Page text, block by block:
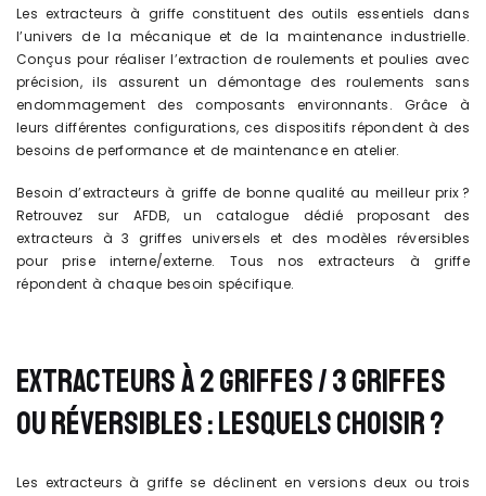
Les extracteurs à griffe constituent des outils essentiels dans
l’univers de la mécanique et de la maintenance industrielle.
Conçus pour réaliser l’extraction de roulements et poulies avec
précision, ils assurent un démontage des roulements sans
endommagement des composants environnants. Grâce à
leurs différentes configurations, ces dispositifs répondent à des
besoins de performance et de maintenance en atelier.
Besoin d’extracteurs à griffe de bonne qualité au meilleur prix ?
Retrouvez sur AFDB, un catalogue dédié proposant des
extracteurs à 3 griffes universels et des modèles réversibles
pour prise interne/externe. Tous nos extracteurs à griffe
répondent à chaque besoin spécifique.
EXTRACTEURS À 2 GRIFFES / 3 GRIFFES
OU RÉVERSIBLES : LESQUELS CHOISIR ?
Les extracteurs à griffe se déclinent en versions deux ou trois